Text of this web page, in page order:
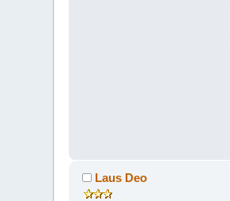
Laus Deo